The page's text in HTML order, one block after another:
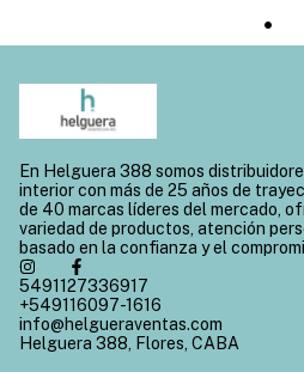
En Helguera 388 somos
interior con más de 25 años de
de 40 marcas líderes del mercado,
variedad de productos, atención
basado en la confianza y el
5491127336917
+549116097-1616
info@helgueraventas.com
Helguera 388, Flores, CABA